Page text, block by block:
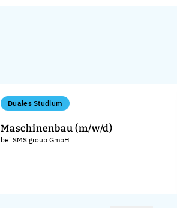
Duales Studium
Maschinenbau (m/w/d)
bei SMS group GmbH